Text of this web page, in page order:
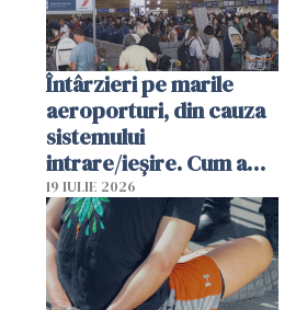
Întârzieri pe marile
aeroporturi, din cauza
sistemului
intrare/ieșire. Cum a
ajuns o femeie să fie
arestată în Cluj-Napoca
19 IULIE 2026